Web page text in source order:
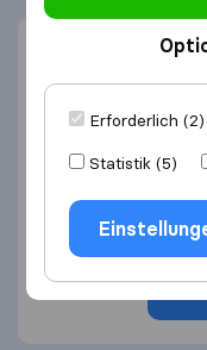
Erforderlich (2)
Statistik (5)
über die
Funktionsweise